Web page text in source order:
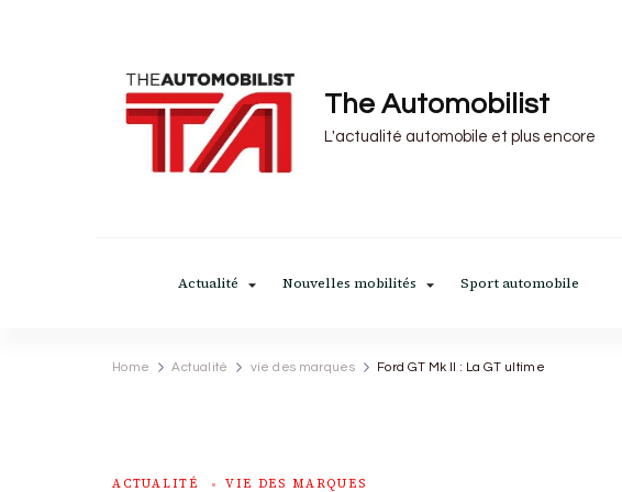
The Automobilist
L'actualité automobile et plus encore
Actualité Nouvelles mobilités Sport automobile
Home Actualité vie des marques Ford GT Mk II : La GT ultime
ACTUALITÉ VIE DES MARQUES